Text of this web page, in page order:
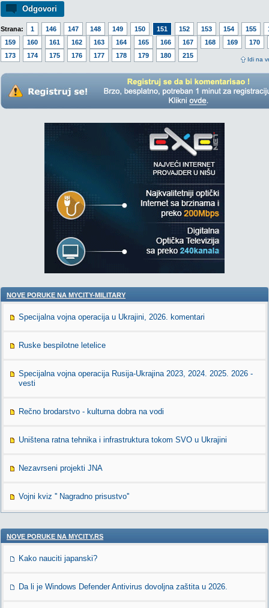
Odgovori
Strana: 1 146 147 148 149 150 151 152 153 154 155
159
160 161 162 163 164 165 166 167 168 169
170
173
174 175 176 177 178 179 180 215
Idi na
NOVE PORUKE NA MYCITY-MILITARY
Specijalna vojna operacija u Ukrajini, 2026. komentari
Ruske bespilotne letelice
Specijalna vojna operacija Rusija-Ukrajina 2023, 2024. 2025. 2026 -
vesti
Rečno brodarstvo - kulturna dobra na vodi
Uništena ratna tehnika i infrastruktura tokom SVO u Ukrajini
Nezavrseni projekti JNA
Vojni kviz '' Nagradno prisustvo''
NOVE PORUKE NA MYCITY.RS
Kako nauciti japanski?
Da li je Windows Defender Antivirus dovoljna zaštita u 2026.